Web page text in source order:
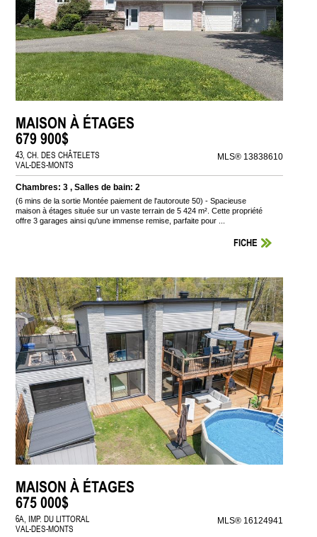
MAISON À ÉTAGES
679 900$
43, CH. DES CHÂTELETS
VAL-DES-MONTS
MLS® 13838610
Chambres: 3 , Salles de bain: 2
(6 mins de la sortie Montée paiement de l'autoroute 50) - Spacieuse
maison à étages située sur un vaste terrain de 5 424 m². Cette propriété
offre 3 garages ainsi qu'une immense remise, parfaite pour ...
FICHE
MAISON À ÉTAGES
675 000$
6A, IMP. DU LITTORAL
VAL-DES-MONTS
MLS® 16124941